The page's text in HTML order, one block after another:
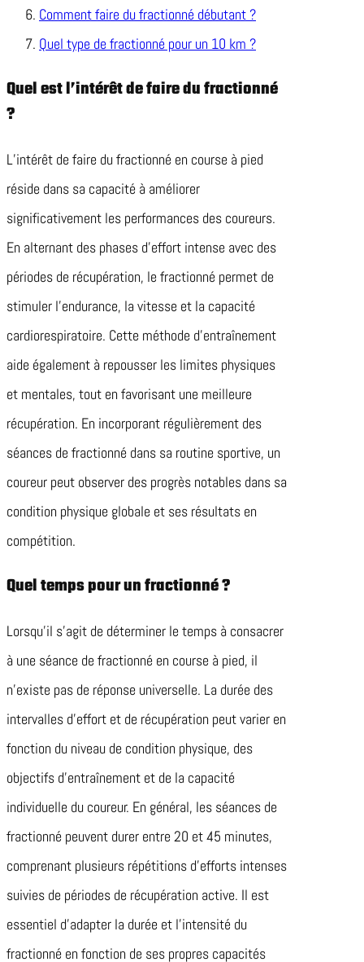
Comment faire du fractionné débutant ?
Quel type de fractionné pour un 10 km ?
Quel est l’intérêt de faire du fractionné
?
L’intérêt de faire du fractionné en course à pied
réside dans sa capacité à améliorer
significativement les performances des coureurs.
En alternant des phases d’effort intense avec des
périodes de récupération, le fractionné permet de
stimuler l’endurance, la vitesse et la capacité
cardiorespiratoire. Cette méthode d’entraînement
aide également à repousser les limites physiques
et mentales, tout en favorisant une meilleure
récupération. En incorporant régulièrement des
séances de fractionné dans sa routine sportive, un
coureur peut observer des progrès notables dans sa
condition physique globale et ses résultats en
compétition.
Quel temps pour un fractionné ?
Lorsqu’il s’agit de déterminer le temps à consacrer
à une séance de fractionné en course à pied, il
n’existe pas de réponse universelle. La durée des
intervalles d’effort et de récupération peut varier en
fonction du niveau de condition physique, des
objectifs d’entraînement et de la capacité
individuelle du coureur. En général, les séances de
fractionné peuvent durer entre 20 et 45 minutes,
comprenant plusieurs répétitions d’efforts intenses
suivies de périodes de récupération active. Il est
essentiel d’adapter la durée et l’intensité du
fractionné en fonction de ses propres capacités